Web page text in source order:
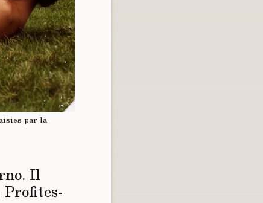
par la
Il
Profites-